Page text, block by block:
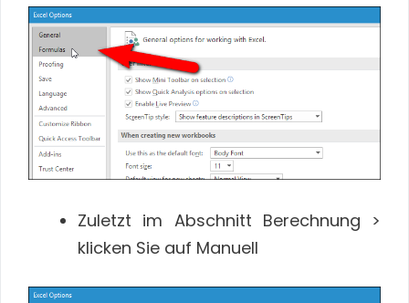
Zuletzt im Abschnitt Berechnung >
klicken Sie auf Manuell